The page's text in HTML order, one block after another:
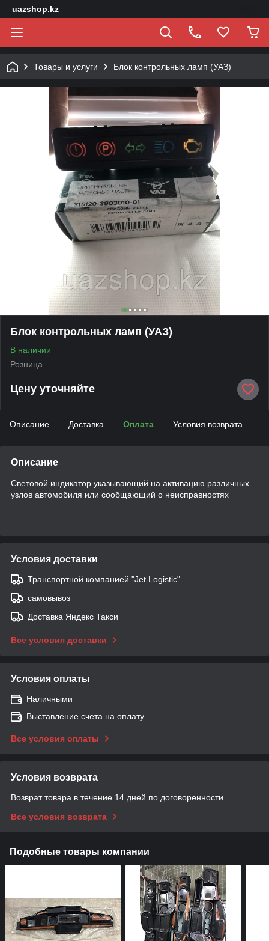
uazshop.kz
Товары и услуги Блок контрольных ламп (УАЗ)
Блок контрольных ламп (УАЗ)
В наличии
Розница
Цену уточняйте
Описание Доставка Оплата Условия возврата
Описание
Световой индикатор указывающий на активацию различных
узлов автомобиля или сообщающий о неисправностях
Условия доставки
Транспортной компанией "Jet Logistic"
самовывоз
Доставка Яндекс Такси
Все условия доставки
Условия оплаты
Наличными
Выставление счета на оплату
Все условия оплаты
Условия возврата
Возврат товара в течение 14 дней по договоренности
Все условия возврата
Подобные товары компании